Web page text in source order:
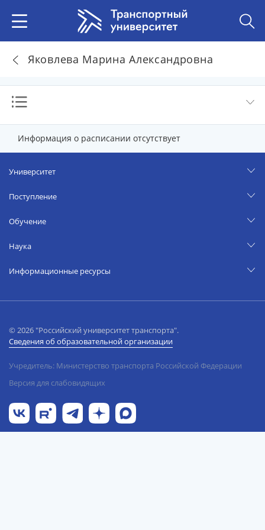
Яковлева Марина Александровна
Информация о расписании отсутствует
Университет
Поступление
Обучение
Наука
Информационные ресурсы
© 2026 "Российский университет транспорта".
Сведения об образовательной организации
Учредитель: Министерство транспорта Российской Федерации
Версия для слабовидящих